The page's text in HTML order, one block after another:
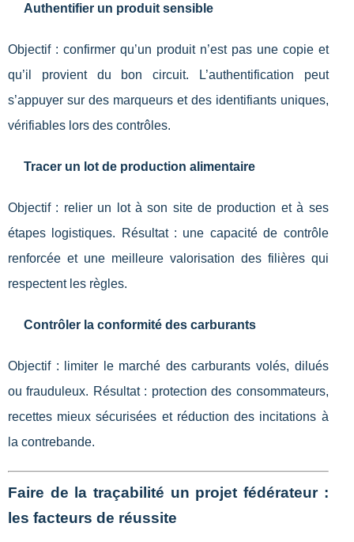
Authentifier un produit sensible
Objectif : confirmer qu’un produit n’est pas une copie et
qu’il provient du bon circuit. L’authentification peut
s’appuyer sur des marqueurs et des identifiants uniques,
vérifiables lors des contrôles.
Tracer un lot de production alimentaire
Objectif : relier un lot à son site de production et à ses
étapes logistiques. Résultat : une capacité de contrôle
renforcée et une meilleure valorisation des filières qui
respectent les règles.
Contrôler la conformité des carburants
Objectif : limiter le marché des carburants volés, dilués
ou frauduleux. Résultat : protection des consommateurs,
recettes mieux sécurisées et réduction des incitations à
la contrebande.
Faire de la traçabilité un projet fédérateur :
les facteurs de réussite